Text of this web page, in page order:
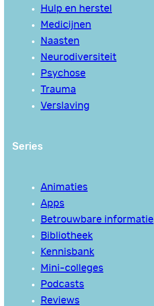
Hulp en herstel
Medicijnen
Naasten
Neurodiversiteit
Psychose
Trauma
Verslaving
Series
Animaties
Apps
Betrouwbare informatie
Bibliotheek
Kennisbank
Mini-colleges
Podcasts
Reviews